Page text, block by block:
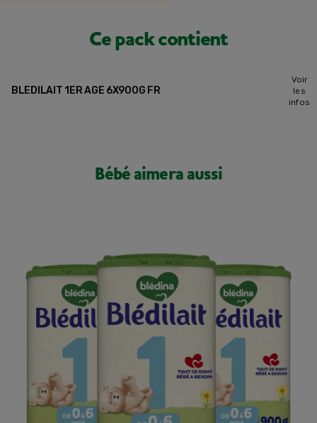
Ce pack contient
BLEDILAIT 1ER AGE 6X900G FR
Voir
les
infos
Bébé aimera aussi